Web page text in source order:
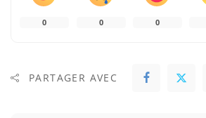
0 0 0
PARTAGER AVEC